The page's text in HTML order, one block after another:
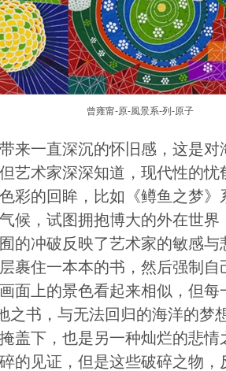
曾雍甯-原-風景系-列-原子
一直深沉的怀旧感，这是对
艺术家深深知道，现代性的
彩的回眸，比如《鳟鱼之梦
候，试图拥抱博大的外在世
的冲破反映了艺术家的敏感
裹住一本本的书，然后强制
面上的景色看起来相似，但
之书，与无法回归的海洋的梦
盖下，也是另一种灿烂的悲
的见证，但是这些破碎之物